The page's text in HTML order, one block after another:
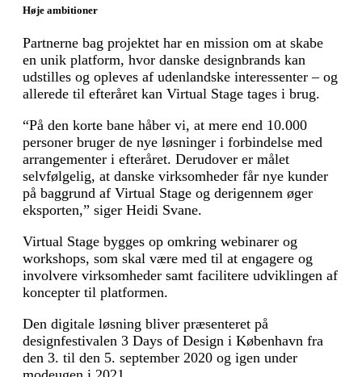
Høje ambitioner
Partnerne bag projektet har en mission om at skabe
en unik platform, hvor danske designbrands kan
udstilles og opleves af udenlandske interessenter – og
allerede til efteråret kan Virtual Stage tages i brug.
“På den korte bane håber vi, at mere end 10.000
personer bruger de nye løsninger i forbindelse med
arrangementer i efteråret. Derudover er målet
selvfølgelig, at danske virksomheder får nye kunder
på baggrund af Virtual Stage og derigennem øger
eksporten,” siger Heidi Svane.
Virtual Stage bygges op omkring webinarer og
workshops, som skal være med til at engagere og
involvere virksomheder samt facilitere udviklingen af
koncepter til platformen.
Den digitale løsning bliver præsenteret på
designfestivalen 3 Days of Design i København fra
den 3. til den 5. september 2020 og igen under